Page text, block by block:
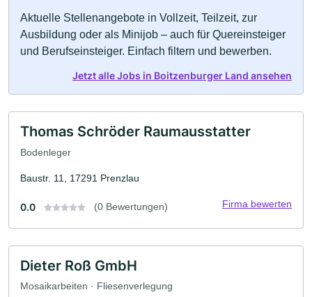
Aktuelle Stellenangebote in Vollzeit, Teilzeit, zur
Ausbildung oder als Minijob – auch für Quereinsteiger
und Berufseinsteiger. Einfach filtern und bewerben.
Jetzt alle Jobs in Boitzenburger Land ansehen
Thomas Schröder Raumausstatter
Bodenleger
Baustr. 11, 17291 Prenzlau
0.0 (0 Bewertungen) Firma bewerten
Dieter Roß GmbH
Mosaikarbeiten · Fliesenverlegung